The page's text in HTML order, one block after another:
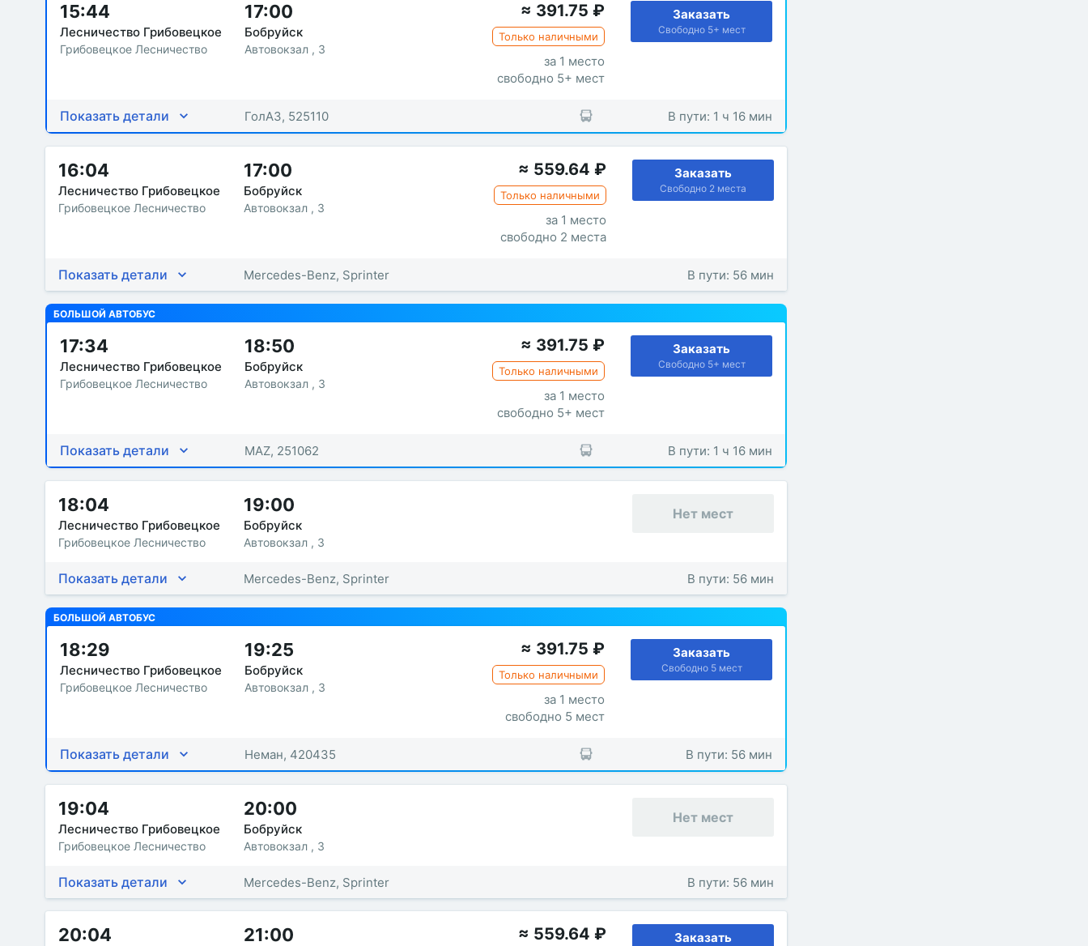
15:44
Лесничество Грибовецкое
Грибовецкое Лесничество
17:00
Бобруйск
Автовокзал , 3
≈ 391.75 ₽
Только наличными
за 1 место
свободно 5+ мест
Заказать
Свободно 5+ мест
Показать детали ГолАЗ, 525110 В пути: 1 ч 16 мин
16:04
Лесничество Грибовецкое
Грибовецкое Лесничество
17:00
Бобруйск
Автовокзал , 3
≈ 559.64 ₽
Только наличными
за 1 место
свободно 2 места
Заказать
Свободно 2 места
Показать детали Mercedes-Benz, Sprinter В пути: 56 мин
БОЛЬШОЙ АВТОБУС
17:34
Лесничество Грибовецкое
Грибовецкое Лесничество
18:50
Бобруйск
Автовокзал , 3
≈ 391.75 ₽
Только наличными
за 1 место
свободно 5+ мест
Заказать
Свободно 5+ мест
Показать детали MAZ, 251062 В пути: 1 ч 16 мин
18:04
Лесничество Грибовецкое
Грибовецкое Лесничество
19:00
Бобруйск
Автовокзал , 3
Нет мест
Показать детали Mercedes-Benz, Sprinter В пути: 56 мин
БОЛЬШОЙ АВТОБУС
18:29
Лесничество Грибовецкое
Грибовецкое Лесничество
19:25
Бобруйск
Автовокзал , 3
≈ 391.75 ₽
Только наличными
за 1 место
свободно 5 мест
Заказать
Свободно 5 мест
Показать детали Неман, 420435 В пути: 56 мин
19:04
Лесничество Грибовецкое
Грибовецкое Лесничество
20:00
Бобруйск
Автовокзал , 3
Нет мест
Показать детали Mercedes-Benz, Sprinter В пути: 56 мин
20:04 21:00 ≈ 559.64 ₽ Заказать